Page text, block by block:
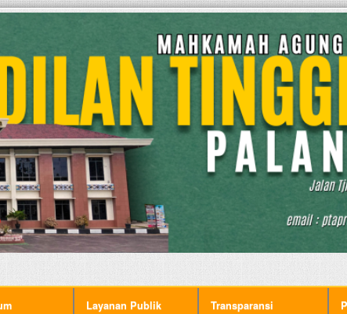
Layanan Publik Transparansi